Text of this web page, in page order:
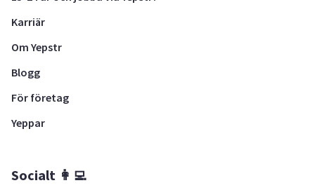
Karriär
Om Yepstr
Blogg
För företag
Yeppar
Socialt 👩‍💻